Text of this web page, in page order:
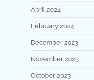
April 2024
February 2024
December 2023
November 2023
October 2023